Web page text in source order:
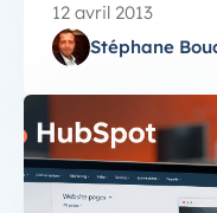
12 avril 2013
Stéphane